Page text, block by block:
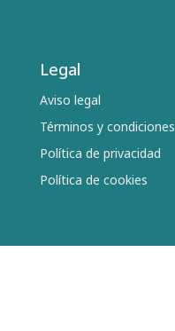
Legal
Aviso legal
Términos y condiciones
Política de privacidad
Política de cookies